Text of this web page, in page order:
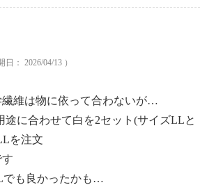
日： 2026/04/13 ）
維は物に依って合わないが…
途に合わせて白を2セット(サイズLLと
を注文
でも良かったかも…